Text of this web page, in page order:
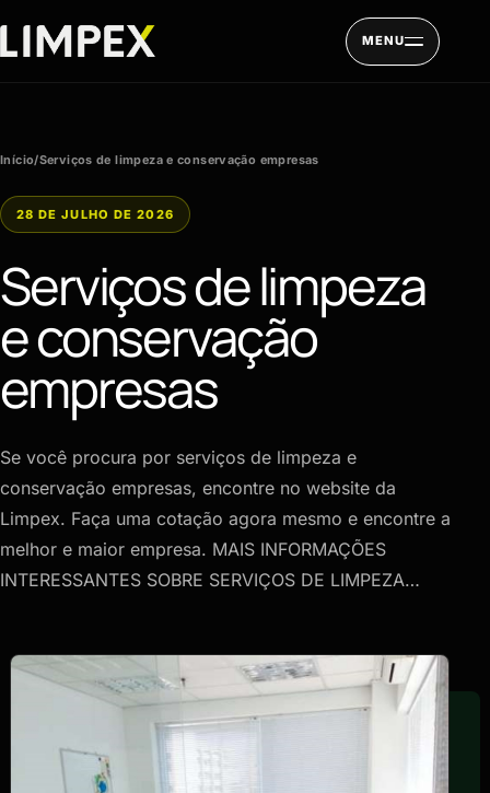
MENU
Início/Serviços de limpeza e conservação empresas
28 DE JULHO DE 2026
Serviços de limpeza
e conservação
empresas
Se você procura por serviços de limpeza e
conservação empresas, encontre no website da
Limpex. Faça uma cotação agora mesmo e encontre a
melhor e maior empresa. MAIS INFORMAÇÕES
INTERESSANTES SOBRE SERVIÇOS DE LIMPEZA…